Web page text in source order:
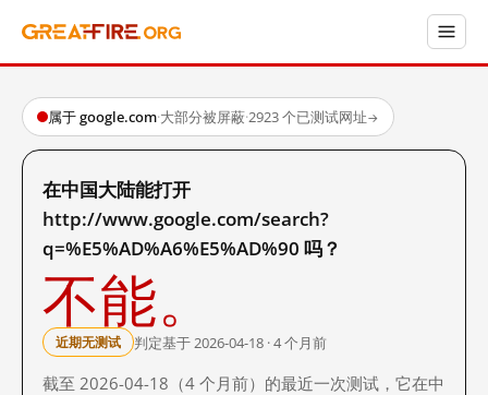
属于 google.com·大部分被屏蔽·2923 个已测试网址→
在中国大陆能打开
http://www.google.com/search?
q=%E5%AD%A6%E5%AD%90 吗？
不能。
近期无测试 判定基于 2026-04-18 · 4 个月前
截至 2026-04-18（4 个月前）的最近一次测试，它在中